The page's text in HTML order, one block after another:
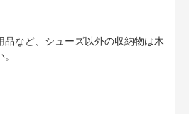
品など、シューズ以外の収納物は木